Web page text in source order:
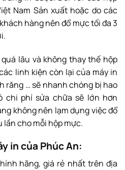
Nam Sản xuất hoặc do các
hàng nên đổ mực tối đa 3
lâu và không thay thế hộp
linh kiện còn lại của máy in
răng … sẽ nhanh chóng bị hao
chi phí sửa chữa sẽ lớn hơn
không nên lạm dụng việc đổ
lần cho mỗi hộp mực.
in của Phúc An:
hãng, giá rẻ nhất trên địa